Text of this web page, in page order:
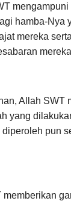
hamba-Nya
mereka
Allah SWT
yang
pun